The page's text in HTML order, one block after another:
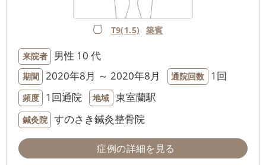
T9(1.5) 築賓
来院者 男性 10 代
期間 2020年8月 ～ 2020年8月 通院回数 1回
頻度 1回通院 地域 東室蘭駅
鍼灸院 すのさき鍼灸整骨院
症例の詳細を見る